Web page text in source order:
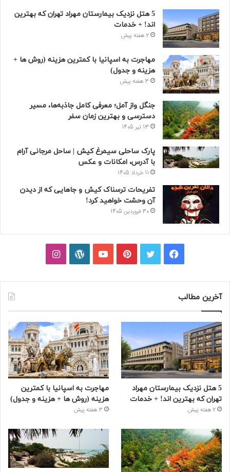
5 هتل نزدیک بیمارستان مهراد تهران که بهترین‌
اند! + خدمات
2 هفته پیش
مهاجرت به اسپانیا با کمترین هزینه (روش ها +
هزینه و جدول)
3 هفته پیش
جنگل واز آمل؛ معرفی کامل جاذبه‌ها، مسیر
دسترسی و بهترین زمان سفر
13 تیر 1405
پارک ساحلی سیمرغ کیش | ساحل مرجانی آرام
با آدرس، امکانات و عکس
11 خرداد 1405
تفریحات ترسناک کیش و جاهایی که از دیدن
آن وحشت خواهید کرد!
30 فروردین 1405
فیسبوکتوییترپینتریستیوتیوبوردپرساینستاگرام
آخرین مطالب
5 هتل نزدیک بیمارستان مهراد
تهران که بهترین‌ اند! + خدمات
2 هفته پیش
مهاجرت به اسپانیا با کمترین
هزینه (روش ها + هزینه و جدول)
3 هفته پیش